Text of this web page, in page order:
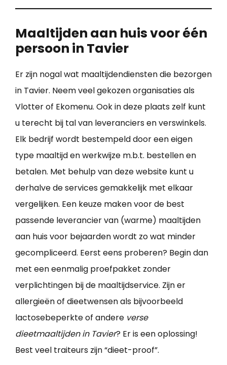
Maaltijden aan huis voor één
persoon in Tavier
Er zijn nogal wat maaltijdendiensten die bezorgen
in Tavier. Neem veel gekozen organisaties als
Vlotter of Ekomenu. Ook in deze plaats zelf kunt
u terecht bij tal van leveranciers en verswinkels.
Elk bedrijf wordt bestempeld door een eigen
type maaltijd en werkwijze m.b.t. bestellen en
betalen. Met behulp van deze website kunt u
derhalve de services gemakkelijk met elkaar
vergelijken. Een keuze maken voor de best
passende leverancier van (warme) maaltijden
aan huis voor bejaarden wordt zo wat minder
gecompliceerd. Eerst eens proberen? Begin dan
met een eenmalig proefpakket zonder
verplichtingen bij de maaltijdservice. Zijn er
allergieën of dieetwensen als bijvoorbeeld
lactosebeperkte of andere verse
dieetmaaltijden in Tavier? Er is een oplossing!
Best veel traiteurs zijn “dieet-proof”.